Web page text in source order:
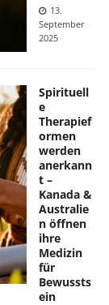
13.
September
2025
Spirituell
e
Therapief
ormen
werden
anerkann
t –
Kanada &
Australie
n öffnen
ihre
Medizin
für
Bewussts
ein